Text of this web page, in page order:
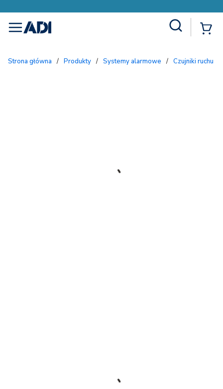
menu
Strona główna / Produkty / Systemy alarmowe / Czujniki ruchu